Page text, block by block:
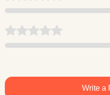
Write a